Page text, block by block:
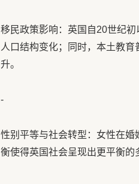
移民政策影响：英国自20世纪初
人口结构变化；同时，本土教
升。
-
性别平等与社会转型：女性在
衡使得英国社会呈现出更平衡的